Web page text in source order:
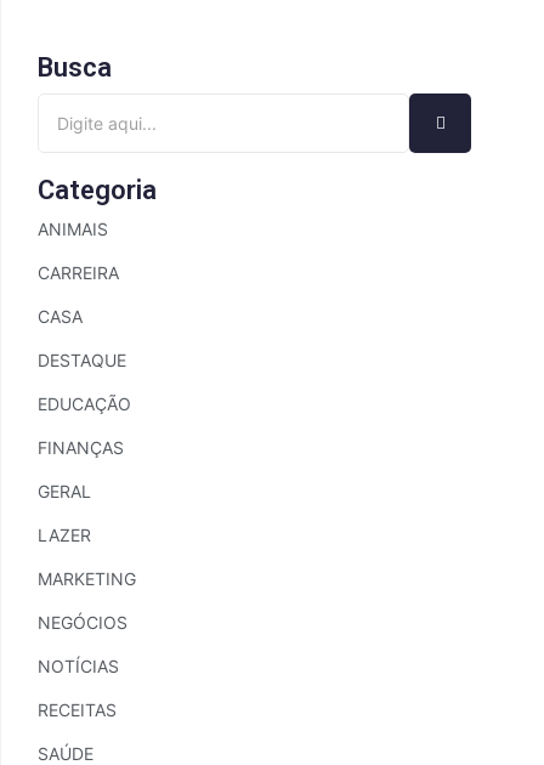
Busca
Categoria
ANIMAIS
CARREIRA
CASA
DESTAQUE
EDUCAÇÃO
FINANÇAS
GERAL
LAZER
MARKETING
NEGÓCIOS
NOTÍCIAS
RECEITAS
SAÚDE